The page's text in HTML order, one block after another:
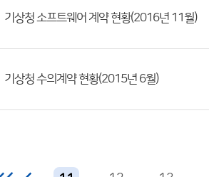
기상청 소프트웨어 계약 현황(2016년 11월)
기상청 수의계약 현황(2015년 6월)